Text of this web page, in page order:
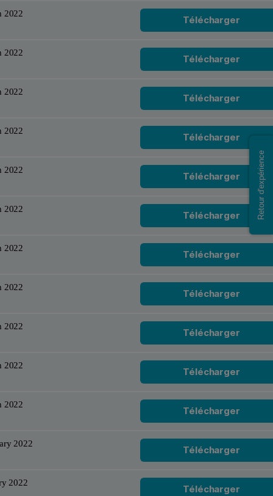
2022
Télécharger
2022
Télécharger
2022
Télécharger
2022
Télécharger
2022
Télécharger
2022
Télécharger
2022
Télécharger
2022
Télécharger
2022
Télécharger
2022
Télécharger
2022
Télécharger
2022
Télécharger
2022
Télécharger
Retour d'expérience